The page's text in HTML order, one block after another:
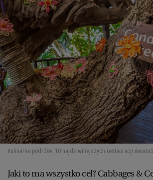
Kulinarne podróże. 10 najdziwniejszych restauracji świata
Jaki to ma wszystko cel? Cabbages &